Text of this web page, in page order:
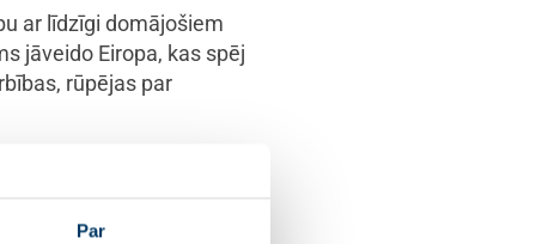
Par
ar līdzīgi domājošiem
jāveido Eiropa, kas spēj
rūpējas par
bēgļus no